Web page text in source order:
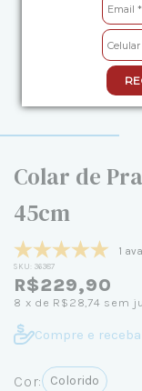
Colar de
45cm
1
SKU: 36387
R$229,90
8 x de R$28,74 sem
Compre e
Cor: Colorido